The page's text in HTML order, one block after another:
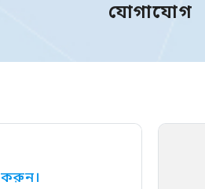
যোগাযোগ